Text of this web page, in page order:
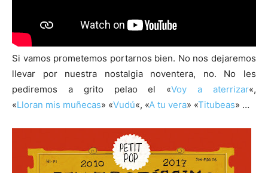
Si vamos prometemos portarnos bien. No nos dejaremos
llevar por nuestra nostalgia noventera, no. No les
pediremos a grito pelao el «Voy a aterrizar«,
«Lloran mis muñecas» «Vudú«, «A tu vera» «Titubeas» …